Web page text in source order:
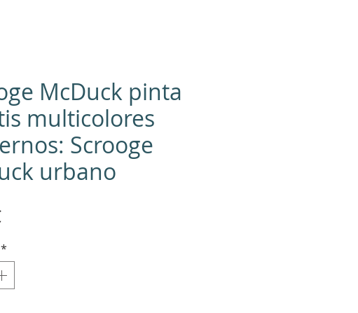
McDuck pinta
multicolores
Scrooge
urbano
Precio
*